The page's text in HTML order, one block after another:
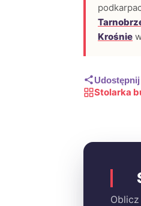
Krośnie
Stolarka